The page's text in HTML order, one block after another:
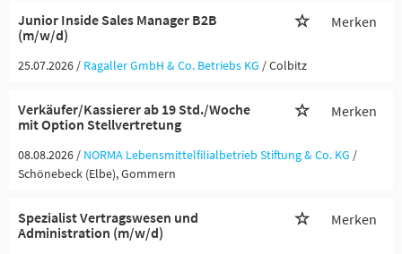
Junior Inside Sales Manager B2B
(m/w/d)
Merken
25.07.2026 / Ragaller GmbH & Co. Betriebs KG / Colbitz
Verkäufer/Kassierer ab 19 Std./Woche
mit Option Stellvertretung
Merken
08.08.2026 / NORMA Lebensmittelfilialbetrieb Stiftung & Co. KG /
Schönebeck (Elbe), Gommern
Spezialist Vertragswesen und
Administration (m/w/d)
Merken